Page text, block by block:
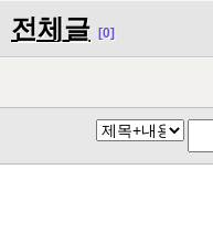
전체글 [0]